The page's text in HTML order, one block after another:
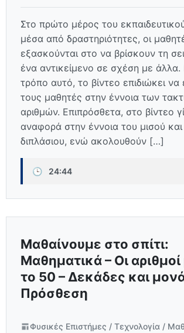
Στο πρώτο μέρος του
μέσα από δραστηριότητες, οι
εξασκούνται στο να βρίσκουν τη
ένα αντικείμενο σε σχέση με
τρόπο αυτό, το βίντεο επιδιώκει να
τους μαθητές στην έννοια των
αριθμών. Επιπρόσθετα, στο βίντεο
αναφορά στην έννοια του μισού
διπλάσιου, ενώ ακολουθούν […]
🕒 24:44
Μαθαίνουμε στο σπίτι:
Μαθηματικά – Οι αριθμοί
το 50 – Δεκάδες και
Πρόσθεση
Φυσικές Επιστήμες / Τεχνολογία /